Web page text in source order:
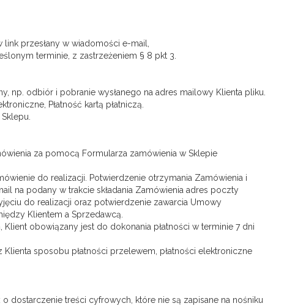
przesłany w wiadomości e-mail,
terminie, z zastrzeżeniem § 8 pkt 3.
odbiór i pobranie wysłanego na adres mailowy Klienta pliku.
Płatność kartą płatniczą.
za pomocą Formularza zamówienia w Sklepie
do realizacji. Potwierdzenie otrzymania Zamówienia i
na podany w trakcie składania Zamówienia adres poczty
do realizacji oraz potwierdzenie zawarcia Umowy
Klientem a Sprzedawcą.
obowiązany jest do dokonania płatności w terminie 7 dni
sposobu płatności przelewem, płatności elektroniczne
dostarczenie treści cyfrowych, które nie są zapisane na nośniku